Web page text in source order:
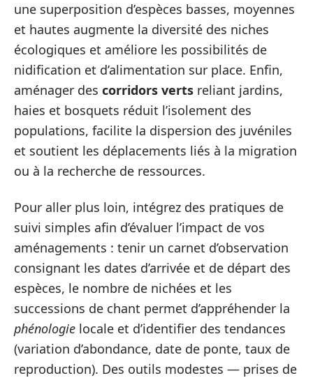
une superposition d’espèces basses, moyennes
et hautes augmente la diversité des niches
écologiques et améliore les possibilités de
nidification et d’alimentation sur place. Enfin,
aménager des corridors verts reliant jardins,
haies et bosquets réduit l’isolement des
populations, facilite la dispersion des juvéniles
et soutient les déplacements liés à la migration
ou à la recherche de ressources.
Pour aller plus loin, intégrez des pratiques de
suivi simples afin d’évaluer l’impact de vos
aménagements : tenir un carnet d’observation
consignant les dates d’arrivée et de départ des
espèces, le nombre de nichées et les
successions de chant permet d’appréhender la
phénologie locale et d’identifier des tendances
(variation d’abondance, date de ponte, taux de
reproduction). Des outils modestes — prises de